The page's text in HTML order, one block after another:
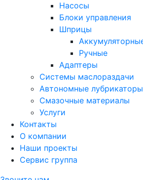
Насосы
Блоки управления
Шприцы
Ручные
Адаптеры
Системы маслораздачи
Автономные лубрикаторы
Смазочные материалы
Услуги
Контакты
О компании
Наши проекты
Сервис группа